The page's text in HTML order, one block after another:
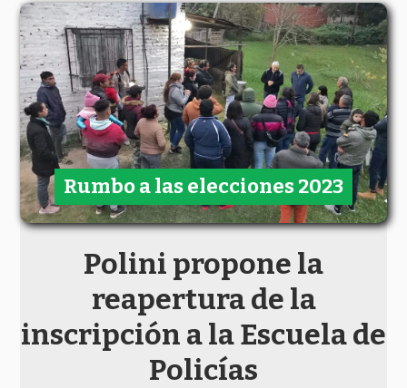
Polini propone la
reapertura de la
inscripción a la Escuela de
Policías
Rumbo a las elecciones 2023